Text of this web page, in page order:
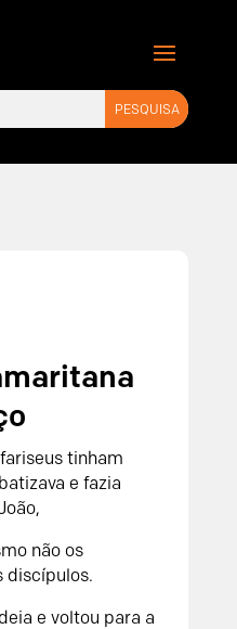
tinham
e fazia
não os
discípulos.
e voltou para a